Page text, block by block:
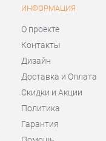
ИНФОРМАЦИЯ
О проекте
Контакты
Дизайн
Доставка и Оплата
Скидки и Акции
Политика
Гарантия